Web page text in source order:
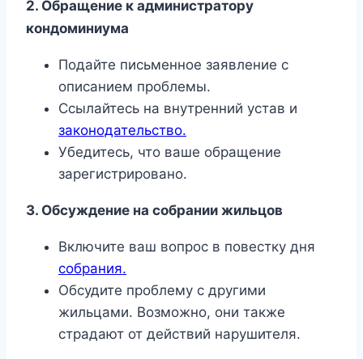
2. Обращение к администратору
кондоминиума
Подайте письменное заявление с
описанием проблемы.
Ссылайтесь на внутренний устав и
законодательство.
Убедитесь, что ваше обращение
зарегистрировано.
3. Обсуждение на собрании жильцов
Включите ваш вопрос в повестку дня
собрания.
Обсудите проблему с другими
жильцами. Возможно, они также
страдают от действий нарушителя.